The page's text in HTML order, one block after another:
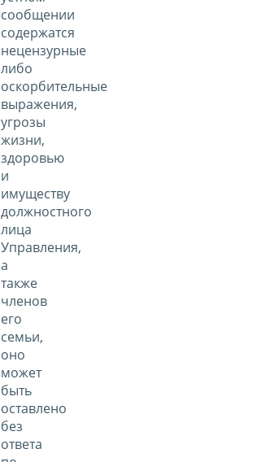
сообщении
содержатся
нецензурные
либо
оскорбительные
выражения,
угрозы
жизни,
здоровью
и
имуществу
должностного
лица
Управления,
а
также
членов
его
семьи,
оно
может
быть
оставлено
без
ответа